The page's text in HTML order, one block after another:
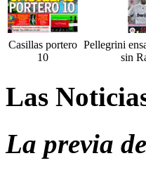
Casillas portero
10
Pellegrini
sin
Las
La previa